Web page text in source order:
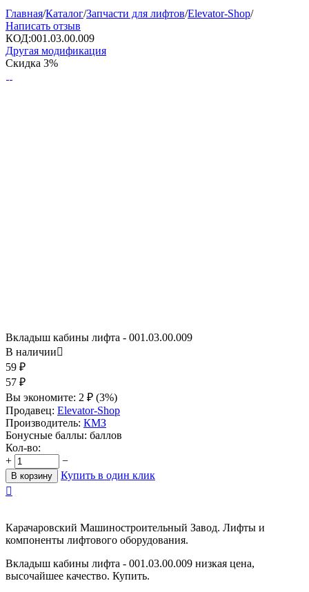
Главная/Каталог/Запчасти для лифтов/Elevator-Shop/
Написать отзыв
КОД:001.03.00.009
Другая модификация
Скидка 3%
Вкладыш кабины лифта - 001.03.00.009
В наличии
59 ₽
57 ₽
Вы экономите: 2 ₽ (3%)
Продавец: Elevator-Shop
Производитель: КМЗ
Бонусные баллы: баллов
Кол-во:
+
−
В корзину
Купить в один клик

Карачаровский Машиностроительный Завод. Лифты и
компоненты лифтового оборудования.
Вкладыш кабины лифта - 001.03.00.009 низкая цена,
высочайшее качество. Купить.